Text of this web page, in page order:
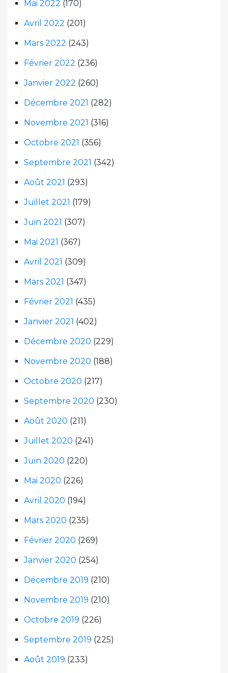
Mai 2022 (170)
Avril 2022 (201)
Mars 2022 (243)
Février 2022 (236)
Janvier 2022 (260)
Décembre 2021 (282)
Novembre 2021 (316)
Octobre 2021 (356)
Septembre 2021 (342)
Août 2021 (293)
Juillet 2021 (179)
Juin 2021 (307)
Mai 2021 (367)
Avril 2021 (309)
Mars 2021 (347)
Février 2021 (435)
Janvier 2021 (402)
Décembre 2020 (229)
Novembre 2020 (188)
Octobre 2020 (217)
Septembre 2020 (230)
Août 2020 (211)
Juillet 2020 (241)
Juin 2020 (220)
Mai 2020 (226)
Avril 2020 (194)
Mars 2020 (235)
Février 2020 (269)
Janvier 2020 (254)
Décembre 2019 (210)
Novembre 2019 (210)
Octobre 2019 (226)
Septembre 2019 (225)
Août 2019 (233)